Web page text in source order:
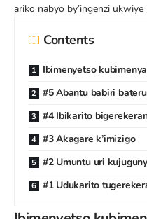
ariko nabyo by’ingenzi ukwiye
Contents
Ibimenyetso
#5 Abantu babiri
#4 Ibikarito
#3 Akagare k’imizigo
#2 Umuntu uri
#1 Udukarito